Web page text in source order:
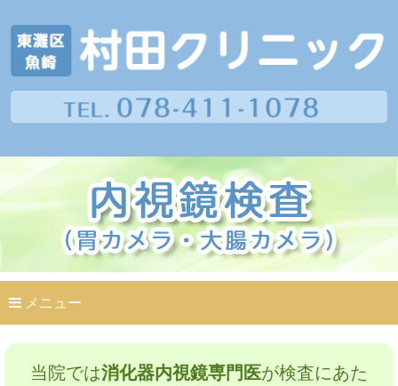
メニュー
当院では消化器内視鏡専門医が検査にあた